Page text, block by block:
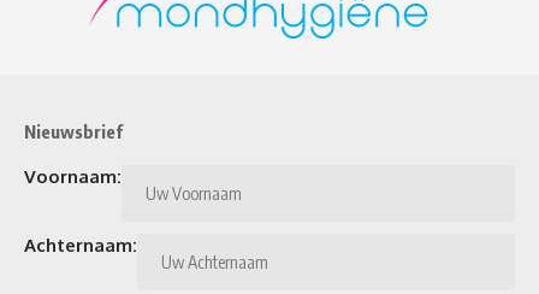
Nieuwsbrief
Voornaam:
Achternaam: